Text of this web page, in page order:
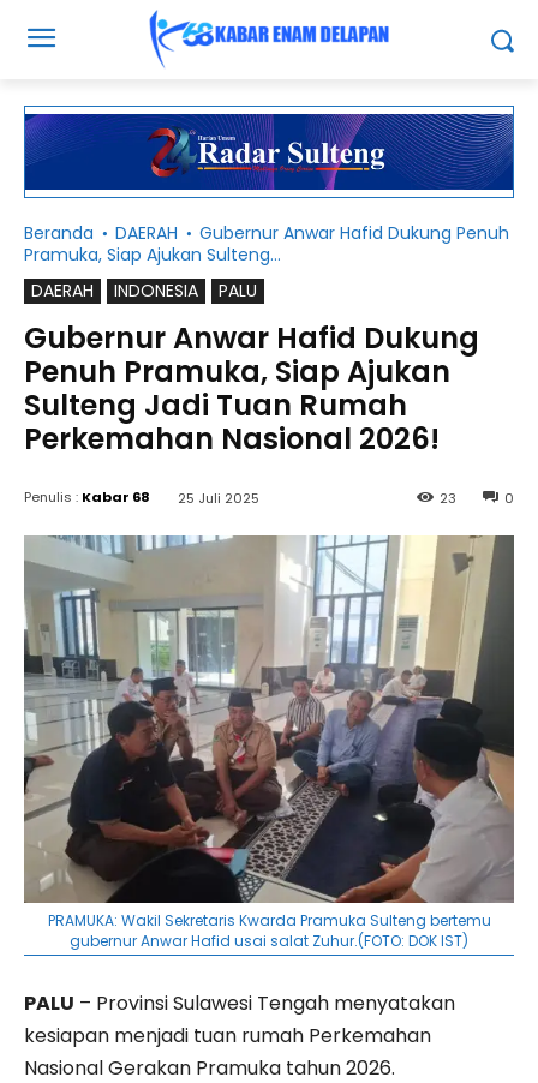
Beranda DAERAH
Gubernur Anwar Hafid Dukung Penuh
Pramuka, Siap Ajukan Sulteng...
DAERAH
INDONESIA PALU
Gubernur Anwar Hafid Dukung
Penuh Pramuka, Siap Ajukan
Sulteng Jadi Tuan Rumah
Perkemahan Nasional 2026!
Penulis : Kabar 68 25 Juli 2025 0
23
PRAMUKA: Wakil Sekretaris Kwarda Pramuka Sulteng bertemu
gubernur Anwar Hafid usai salat Zuhur.(FOTO: DOK IST)
PALU – Provinsi Sulawesi Tengah menyatakan
kesiapan menjadi tuan rumah Perkemahan
Nasional Gerakan Pramuka tahun 2026.